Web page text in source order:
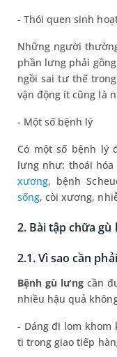
- Thói quen sinh
Những người
phần lưng phải
ngồi sai tư thế
vận động ít cũng là
- Một số bệnh lý
Có một số bệnh lý
lưng như: thoái
xương, bệnh
sống, còi xương,
2. Bài tập chữa
2.1. Vì sao cần
Bệnh gù lưng cần
nhiều hậu quả
- Dáng đi lom khom
ti trong giao tiếp